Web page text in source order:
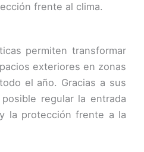
frente al clima.
permiten transformar
exteriores en zonas
el año. Gracias a sus
regular la entrada
la protección frente a la